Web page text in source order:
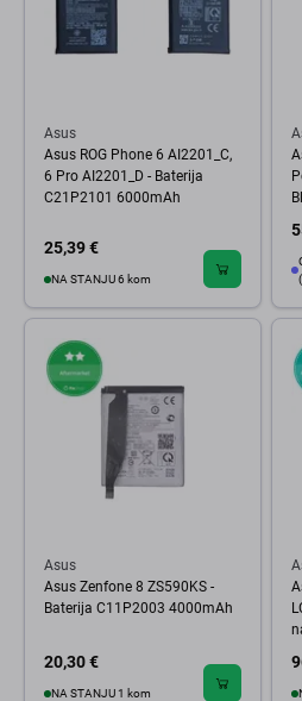
Asus
Asus ROG Phone 6 AI2201_C,
6 Pro AI2201_D - Baterija
C21P2101 6000mAh
25,39 €
NA STANJU 6 kom
Asus
Asus Zenfone 8 ZS590KS -
Baterija C11P2003 4000mAh
20,30 €
NA STANJU 1 kom